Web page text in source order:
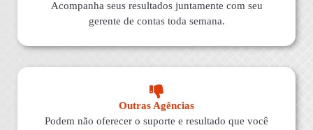
Acompanha seus resultados juntamente com seu
gerente de contas toda semana.
Outras Agências
Podem não oferecer o suporte e resultado que você